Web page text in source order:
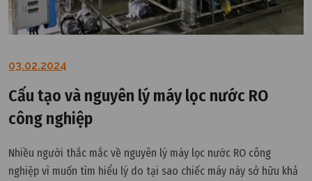
03.02.2024
Cấu tạo và nguyên lý máy lọc nước RO
công nghiệp
Nhiều người thắc mắc về nguyên lý máy lọc nước RO công
nghiệp vì muốn tìm hiểu lý do tại sao chiếc máy này sở hữu khả